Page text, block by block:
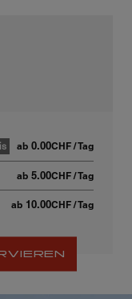
ab 0.00CHF/ Tag
ab 5.00CHF / Tag
ab 10.00CHF/ Tag